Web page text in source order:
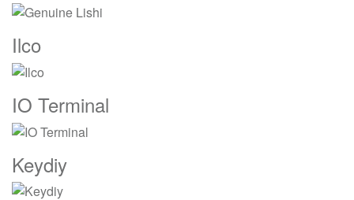
Ilco
IO Terminal
Keydiy